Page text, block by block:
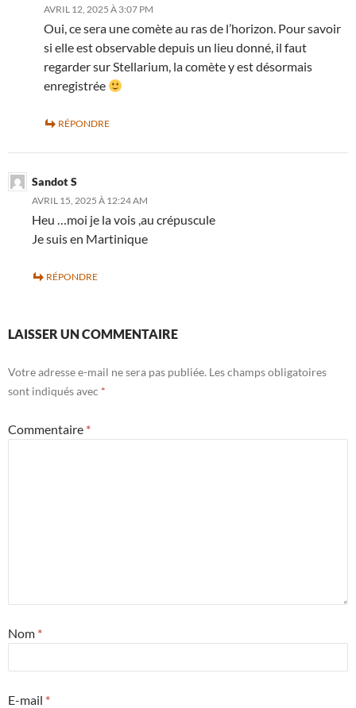
AVRIL 12, 2025 À 3:07 PM
Oui, ce sera une comète au ras de l’horizon. Pour savoir
si elle est observable depuis un lieu donné, il faut
regarder sur Stellarium, la comète y est désormais
enregistrée
RÉPONDRE
Sandot S
AVRIL 15, 2025 À 12:24 AM
Heu …moi je la vois ,au crépuscule
Je suis en Martinique
RÉPONDRE
LAISSER UN COMMENTAIRE
Votre adresse e-mail ne sera pas publiée. Les champs obligatoires
sont indiqués avec *
Commentaire *
Nom *
E-mail *